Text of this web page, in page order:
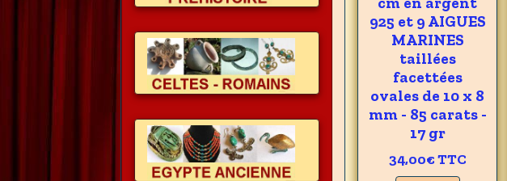
925 et 9 AIGUES
MARINES
taillées
facettées
ovales de 10 x 8
mm - 85 carats -
17 gr
34,00€TTC